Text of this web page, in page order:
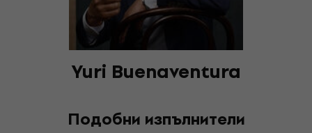
Yuri Buenaventura
Подобни изпълнители